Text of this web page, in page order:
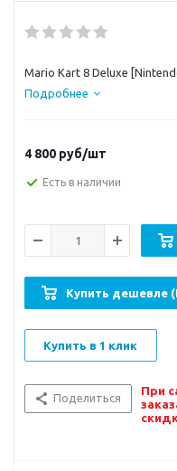
Mario Kart 8 Deluxe
Подробнее
4 800 руб/шт
Есть в наличии
Купить дешевле
Купить в 1 клик
Поделиться
При